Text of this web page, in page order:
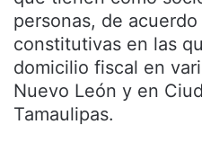
personas, de
constitutivas en las
domicilio fiscal en
Nuevo León y en
Tamaulipas.